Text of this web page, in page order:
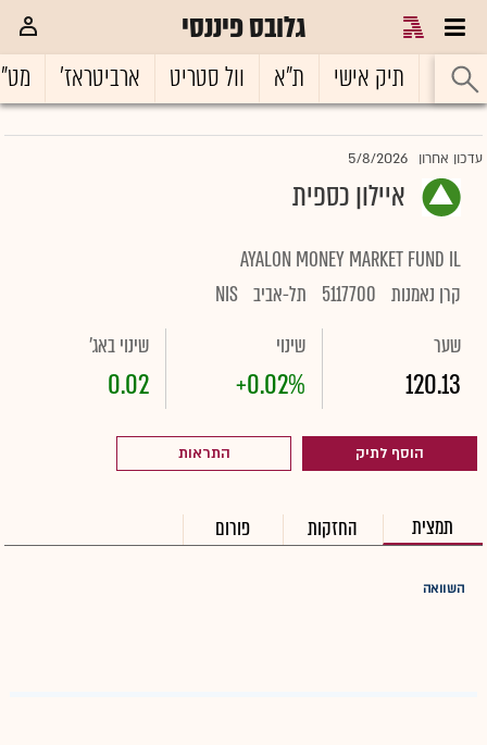
גלובס פיננסי
ראשי תיק אישי ת"א וול סטריט ארביטראז'
עדכון אחרון 5/8/2026
איילון כספית
AYALON MONEY MARKET FUND IL
קרן נאמנות 5117700 תל-אביב NIS
שער
120.13
שינוי
+0.02%
שינוי באג'
0.02
הוסף לתיק התראות
תמצית החזקות פורום
השוואה